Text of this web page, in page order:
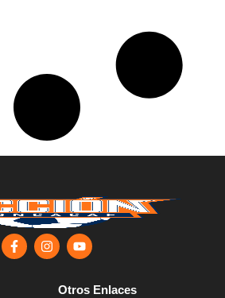
Otros Enlaces